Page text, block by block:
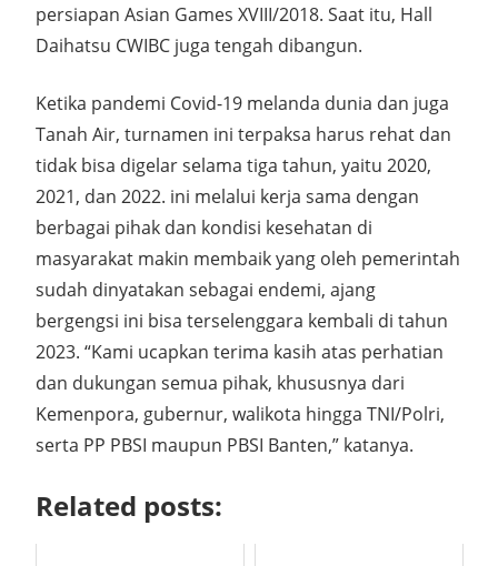
persiapan Asian Games XVIII/2018. Saat itu, Hall
Daihatsu CWIBC juga tengah dibangun.
Ketika pandemi Covid-19 melanda dunia dan juga
Tanah Air, turnamen ini terpaksa harus rehat dan
tidak bisa digelar selama tiga tahun, yaitu 2020,
2021, dan 2022. ini melalui kerja sama dengan
berbagai pihak dan kondisi kesehatan di
masyarakat makin membaik yang oleh pemerintah
sudah dinyatakan sebagai endemi, ajang
bergengsi ini bisa terselenggara kembali di tahun
2023. “Kami ucapkan terima kasih atas perhatian
dan dukungan semua pihak, khususnya dari
Kemenpora, gubernur, walikota hingga TNI/Polri,
serta PP PBSI maupun PBSI Banten,” katanya.
Related posts: